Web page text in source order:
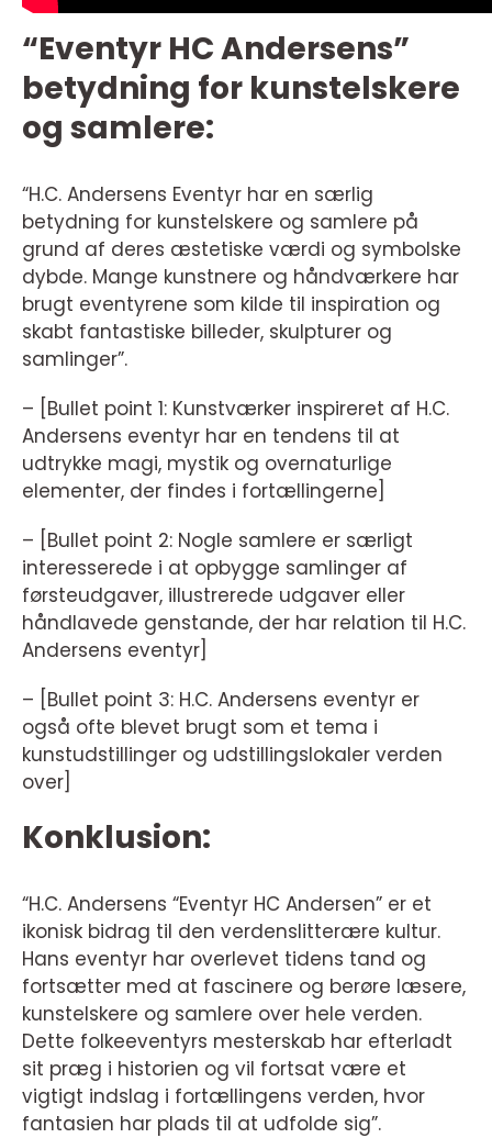
“Eventyr HC Andersens”
betydning for kunstelskere
og samlere:
“H.C. Andersens Eventyr har en særlig
betydning for kunstelskere og samlere på
grund af deres æstetiske værdi og symbolske
dybde. Mange kunstnere og håndværkere har
brugt eventyrene som kilde til inspiration og
skabt fantastiske billeder, skulpturer og
samlinger”.
– [Bullet point 1: Kunstværker inspireret af H.C.
Andersens eventyr har en tendens til at
udtrykke magi, mystik og overnaturlige
elementer, der findes i fortællingerne]
– [Bullet point 2: Nogle samlere er særligt
interesserede i at opbygge samlinger af
førsteudgaver, illustrerede udgaver eller
håndlavede genstande, der har relation til H.C.
Andersens eventyr]
– [Bullet point 3: H.C. Andersens eventyr er
også ofte blevet brugt som et tema i
kunstudstillinger og udstillingslokaler verden
over]
Konklusion:
“H.C. Andersens “Eventyr HC Andersen” er et
ikonisk bidrag til den verdenslitterære kultur.
Hans eventyr har overlevet tidens tand og
fortsætter med at fascinere og berøre læsere,
kunstelskere og samlere over hele verden.
Dette folkeeventyrs mesterskab har efterladt
sit præg i historien og vil fortsat være et
vigtigt indslag i fortællingens verden, hvor
fantasien har plads til at udfolde sig”.